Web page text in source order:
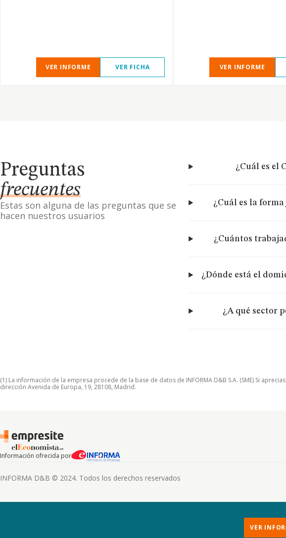
VER INFORME VER FICHA VER INFORME
Preguntas
frecuentes
Estas son alguna de las preguntas que se
hacen nuestros usuarios
¿Cuál es el
¿Cuál es la
¿Cuántos
¿Dónde está el
¿A qué sector
(1) La información de la empresa procede de la base de datos de INFORMA D&B S.A. (SME) Si
dirección Avenida de Europa, 19, 28108, Madrid.
Información ofrecida por
INFORMA D&B © 2024. Todos los derechos reservados
VER